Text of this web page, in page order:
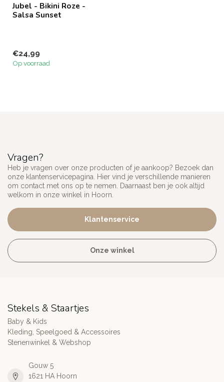
Jubel - Bikini Roze -
Salsa Sunset
€24,99
Op voorraad
Vragen?
Heb je vragen over onze producten of je aankoop? Bezoek dan
onze klantenservicepagina. Hier vind je verschillende manieren
om contact met ons op te nemen. Daarnaast ben je ook altijd
welkom in onze winkel in Hoorn.
Klantenservice
Onze winkel
Stekels & Staartjes
Baby & Kids
Kleding, Speelgoed & Accessoires
Stenenwinkel & Webshop
Gouw 5
1621 HA Hoorn